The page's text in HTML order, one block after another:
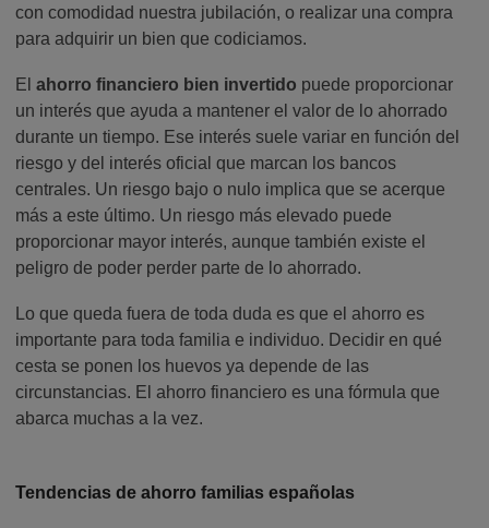
con comodidad nuestra jubilación, o realizar una compra
para adquirir un bien que codiciamos.
El ahorro financiero bien invertido puede proporcionar
un interés que ayuda a mantener el valor de lo ahorrado
durante un tiempo. Ese interés suele variar en función del
riesgo y del interés oficial que marcan los bancos
centrales. Un riesgo bajo o nulo implica que se acerque
más a este último. Un riesgo más elevado puede
proporcionar mayor interés, aunque también existe el
peligro de poder perder parte de lo ahorrado.
Lo que queda fuera de toda duda es que el ahorro es
importante para toda familia e individuo. Decidir en qué
cesta se ponen los huevos ya depende de las
circunstancias. El ahorro financiero es una fórmula que
abarca muchas a la vez.
Tendencias de ahorro familias españolas